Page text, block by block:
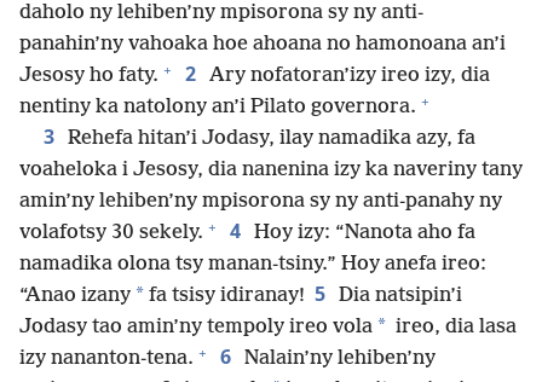
daholo ny lehiben’ny mpisorona sy ny anti-
panahin’ny vahoaka hoe ahoana no hamonoana an’i
Jesosy ho faty. + 2 Ary nofatoran’izy ireo izy, dia
nentiny ka natolony an’i Pilato governora. +
3 Rehefa hitan’i Jodasy, ilay namadika azy, fa
voaheloka i Jesosy, dia nanenina izy ka naveriny tany
amin’ny lehiben’ny mpisorona sy ny anti-panahy ny
volafotsy 30 sekely. + 4 Hoy izy: “Nanota aho fa
namadika olona tsy manan-tsiny.” Hoy anefa ireo:
“Anao izany * fa tsisy idiranay! 5 Dia natsipin’i
Jodasy tao amin’ny tempoly ireo vola * ireo, dia lasa
izy nananton-tena. + 6 Nalain’ny lehiben’ny